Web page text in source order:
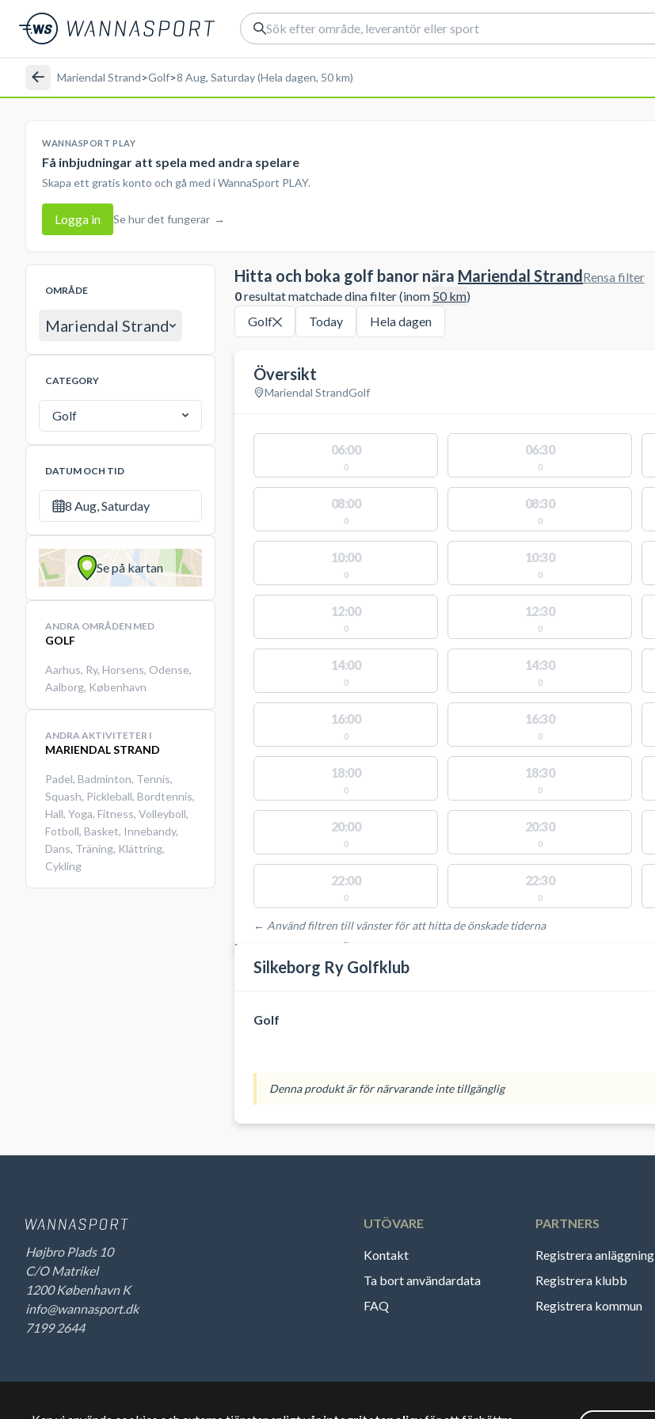
Mariendal Strand>Golf>8 Aug, Saturday (Hela dagen, 50 km)
WANNASPORT PLAY
Få inbjudningar att spela med andra spelare
Skapa ett gratis konto och gå med i WannaSport PLAY.
Logga in Se hur det fungerar →
OMRÅDE
Mariendal Strand
CATEGORY
Golf
DATUM OCH TID
8 Aug, Saturday
Se på kartan
ANDRA OMRÅDEN MED
GOLF
Aarhus, Ry, Horsens, Odense,
Aalborg, København
ANDRA AKTIVITETER I
MARIENDAL STRAND
Padel, Badminton, Tennis,
Squash, Pickleball, Bordtennis,
Hall, Yoga, Fitness, Volleyboll,
Fotboll, Basket, Innebandy,
Dans, Träning, Klättring,
Cykling
Hitta och boka golf banor nära Mariendal Strand
0resultat matchade dina filter (inom 50km)
Rensa filter
Golf Today Hela dagen
Översikt
Mariendal StrandGolf
06:00
0
06:30
0
08:00
0
08:30
0
10:00
0
10:30
0
12:00
0
12:30
0
14:00
0
14:30
0
16:00
0
16:30
0
18:00
0
18:30
0
20:00
0
20:30
0
22:00
0
22:30
0
← Använd filtren till vänster för att hitta de önskade tiderna
PLATSER MED TILLGÄNGLIGA AKTIVITETER
Silkeborg Ry Golfklub
Golf
Denna produkt är för närvarande inte tillgänglig
Højbro Plads 10
C/O Matrikel
1200 København K
info@wannasport.dk
7199 2644
UTÖVARE
Kontakt
Ta bort användardata
FAQ
PARTNERS
Registrera anläggning
Registrera klubb
Registrera kommun